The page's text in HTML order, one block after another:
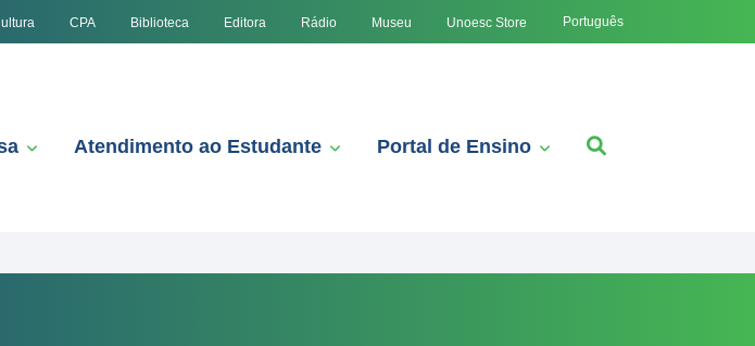
CPA Biblioteca Editora Rádio Museu Unoesc Store Português
Atendimento ao Estudante Portal de Ensino